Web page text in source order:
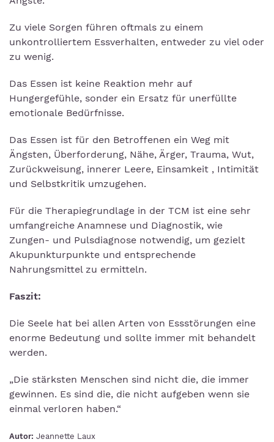
Zu viele Sorgen führen oftmals zu einem
unkontrolliertem Essverhalten, entweder zu viel oder
zu wenig.
Das Essen ist keine Reaktion mehr auf
Hungergefühle, sonder ein Ersatz für unerfüllte
emotionale Bedürfnisse.
Das Essen ist für den Betroffenen ein Weg mit
Ängsten, Überforderung, Nähe, Ärger, Trauma, Wut,
Zurückweisung, innerer Leere, Einsamkeit , Intimität
und Selbstkritik umzugehen.
Für die Therapiegrundlage in der TCM ist eine sehr
umfangreiche Anamnese und Diagnostik, wie
Zungen- und Pulsdiagnose notwendig, um gezielt
Akupunkturpunkte und entsprechende
Nahrungsmittel zu ermitteln.
Faszit:
Die Seele hat bei allen Arten von Essstörungen eine
enorme Bedeutung und sollte immer mit behandelt
werden.
„Die stärksten Menschen sind nicht die, die immer
gewinnen. Es sind die, die nicht aufgeben wenn sie
einmal verloren haben.“
Autor: Jeannette Laux